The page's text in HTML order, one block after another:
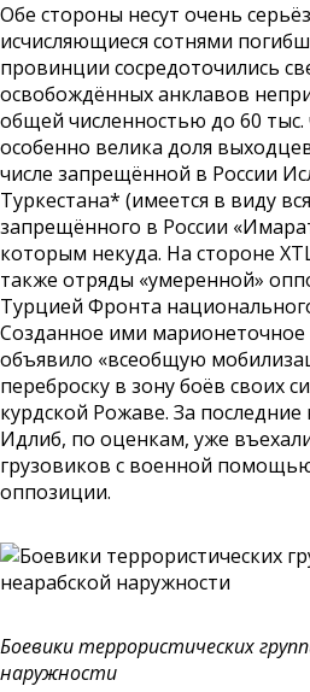
Обе стороны несут очень
исчисляющиеся сотнями
провинции сосредоточились
освобождённых анклавов
общей численностью до 60 тыс.
особенно велика доля
числе запрещённой в России
Туркестана* (имеется в виду
запрещённого в России
которым некуда. На стороне
также отряды «умеренной»
Турцией Фронта
Созданное ими марионеточное
объявило «всеобщую
переброску в зону боёв своих
курдской Рожаве. За последние
Идлиб, по оценкам, уже
грузовиков с военной
оппозиции.
Боевики террористических
наружности